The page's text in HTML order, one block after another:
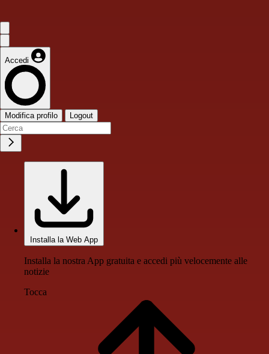
Accedi
Modifica profilo Logout
Installa la Web App
Installa la nostra App gratuita e accedi più velocemente alle
notizie
Tocca